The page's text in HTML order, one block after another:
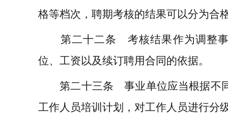
格等档次，聘期考核的结果可以分为合
第二十二条 考核结果作为调整事
位、工资以及续订聘用合同的依据。
第二十三条 事业单位应当根据不
工作人员培训计划，对工作人员进行分